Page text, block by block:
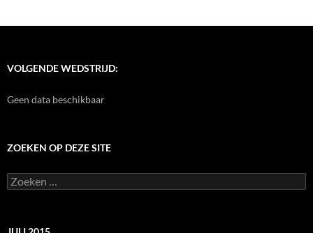
VOLGENDE WEDSTRIJD:
Geen data beschikbaar
ZOEKEN OP DEZE SITE
Zoeken
naar: